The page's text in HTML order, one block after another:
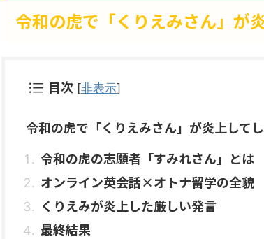
令和の虎で「くりえみさん」が
目次 [非表示]
令和の虎で「くりえみさん」が炎上して
令和の虎の志願者「すみれさん」とは
オンライン英会話×オトナ留学の全貌
くりえみが炎上した厳しい発言
最終結果